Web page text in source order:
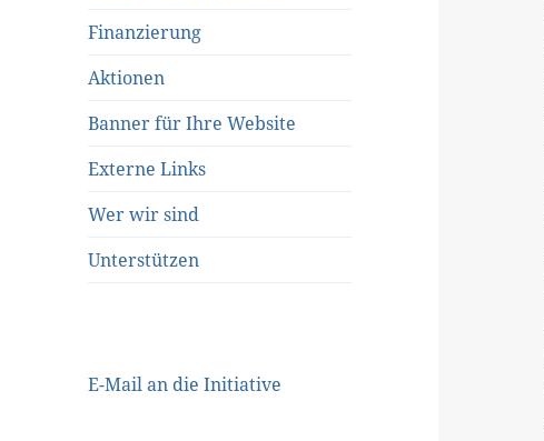
Finanzierung
Aktionen
Banner für Ihre Website
Externe Links
Wer wir sind
Unterstützen
E-Mail an die Initiative